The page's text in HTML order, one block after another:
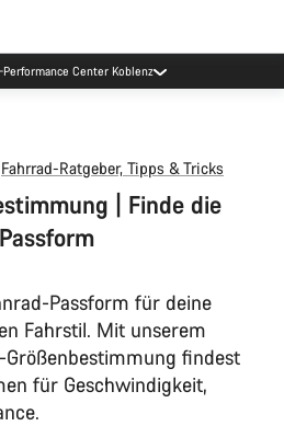
Center Koblenz
Fahrrad-Ratgeber, Tipps & Tricks
| Finde die
Passform für deine
Fahrstil. Mit unserem
findest
für Geschwindigkeit,